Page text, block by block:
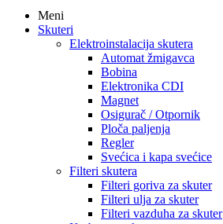
Meni
Skuteri
Elektroinstalacija skutera
Automat žmigavca
Bobina
Elektronika CDI
Magnet
Osigurač / Otpornik
Ploča paljenja
Regler
Svećica i kapa svećice
Filteri skutera
Filteri goriva za skuter
Filteri ulja za skuter
Filteri vazduha za skuter